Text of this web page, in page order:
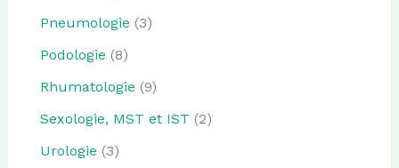
Pneumologie (3)
Podologie (8)
Rhumatologie (9)
Sexologie, MST et IST (2)
Urologie (3)